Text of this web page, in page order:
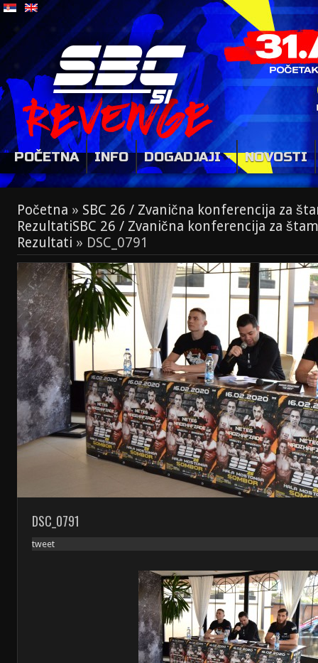
POČETNA INFO DOGADJAJI NOVOSTI
Početna » SBC 26 / Zvanična konferencija za
RezultatiSBC 26 / Zvanična konferencija za
Rezultati » DSC_0791
DSC_0791
tweet